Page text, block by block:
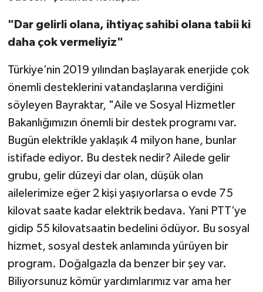
"Dar gelirli olana, ihtiyaç sahibi olana tabii ki
daha çok vermeliyiz"
Türkiye’nin 2019 yılından başlayarak enerjide çok
önemli desteklerini vatandaşlarına verdiğini
söyleyen Bayraktar, "Aile ve Sosyal Hizmetler
Bakanlığımızın önemli bir destek programı var.
Bugün elektrikle yaklaşık 4 milyon hane, bunlar
istifade ediyor. Bu destek nedir? Ailede gelir
grubu, gelir düzeyi dar olan, düşük olan
ailelerimize eğer 2 kişi yaşıyorlarsa o evde 75
kilovat saate kadar elektrik bedava. Yani PTT’ye
gidip 55 kilovatsaatin bedelini ödüyor. Bu sosyal
hizmet, sosyal destek anlamında yürüyen bir
program. Doğalgazla da benzer bir şey var.
Biliyorsunuz kömür yardımlarımız var ama her